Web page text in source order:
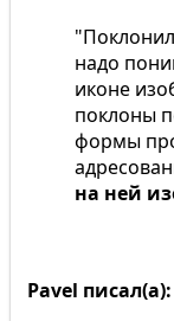
надо
иконе
поклоны
формы
на ней
Pavel писал(а):